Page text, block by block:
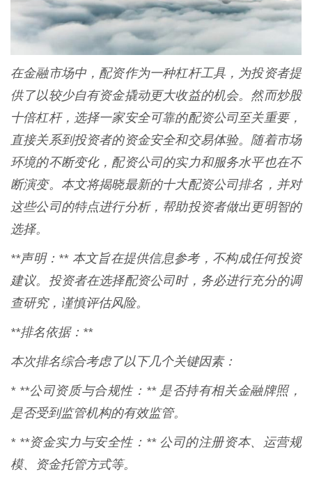
在金融市场中，配资作为一种杠杆工具，为投资者提
供了以较少自有资金撬动更大收益的机会。然而炒股
十倍杠杆，选择一家安全可靠的配资公司至关重要，
直接关系到投资者的资金安全和交易体验。随着市场
环境的不断变化，配资公司的实力和服务水平也在不
断演变。本文将揭晓最新的十大配资公司排名，并对
这些公司的特点进行分析，帮助投资者做出更明智的
选择。
**声明：** 本文旨在提供信息参考，不构成任何投资
建议。投资者在选择配资公司时，务必进行充分的调
查研究，谨慎评估风险。
**排名依据：**
本次排名综合考虑了以下几个关键因素：
* **公司资质与合规性：** 是否持有相关金融牌照，
是否受到监管机构的有效监管。
* **资金实力与安全性：** 公司的注册资本、运营规
模、资金托管方式等。